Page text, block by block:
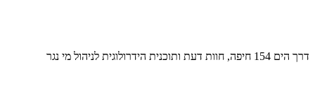
דרך הים 154 חיפה, חוות דעת ותוכנית הידרולוגית לניהול מי נגר